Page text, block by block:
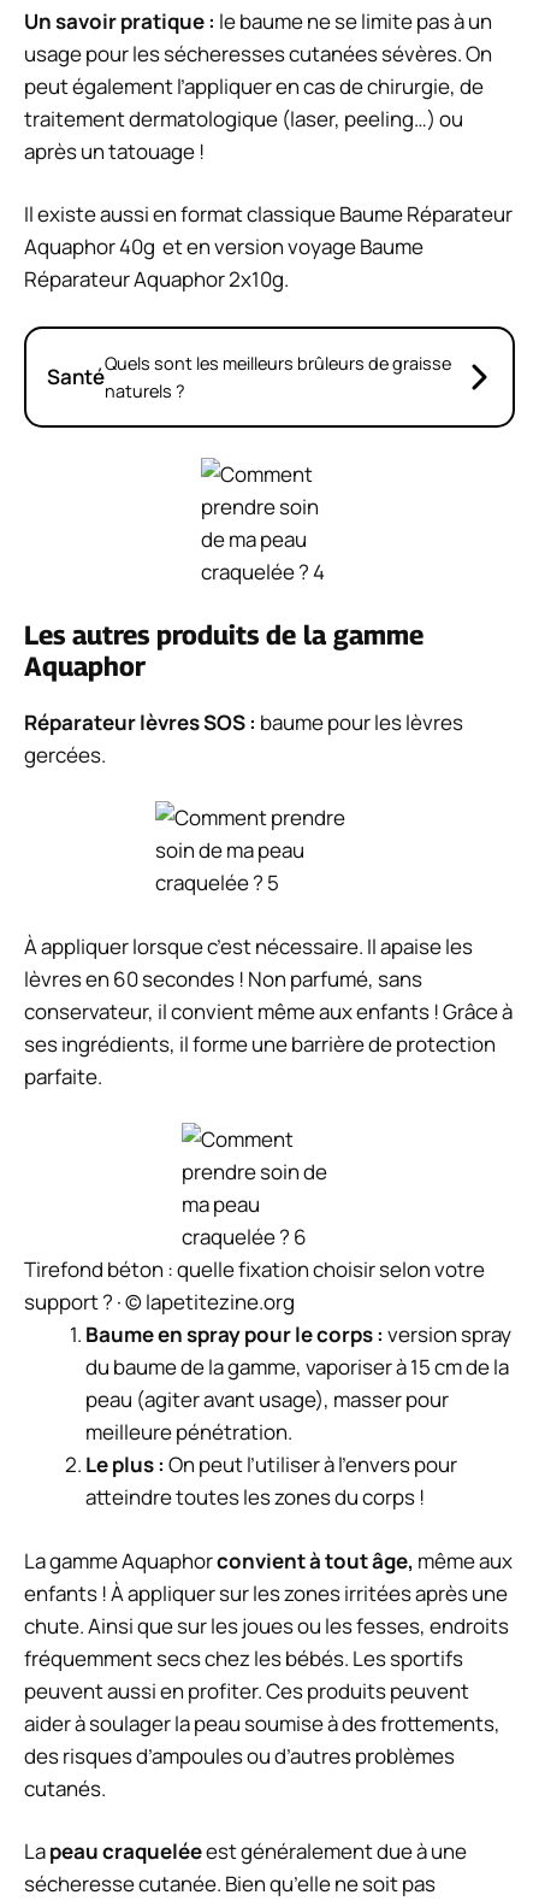
Un savoir pratique : le baume ne se limite pas à un
usage pour les sécheresses cutanées sévères. On
peut également l’appliquer en cas de chirurgie, de
traitement dermatologique (laser, peeling…) ou
après un tatouage !
Il existe aussi en format classiqueBaume Réparateur
Aquaphor 40g et en version voyageBaume
Réparateur Aquaphor 2x10g.
SantéQuels sont les meilleurs brûleurs de graisse
naturels ?
Les autres produits de la gamme
Aquaphor
Réparateur lèvres SOS: baume pour les lèvres
gercées.
À appliquer lorsque c’est nécessaire. Il apaise les
lèvres en 60 secondes ! Non parfumé, sans
conservateur, il convient même aux enfants ! Grâce à
ses ingrédients, il forme une barrière de protection
parfaite.
Tirefond béton : quelle fixation choisir selon votre
support ? · © lapetitezine.org
Baume en spray pour le corps: version spray
du baume de la gamme, vaporiser à 15 cm de la
peau (agiter avant usage), masser pour
meilleure pénétration.
Le plus : On peut l’utiliser à l’envers pour
atteindre toutes les zones du corps !
La gamme Aquaphorconvient à tout âge, même aux
enfants !À appliquer sur les zones irritées après une
chute. Ainsi que sur les joues ou les fesses, endroits
fréquemment secs chez les bébés. Les sportifs
peuvent aussi en profiter. Ces produits peuvent
aider à soulager la peau soumise à des frottements,
des risques d’ampoules ou d’autres problèmes
cutanés.
Lapeau craqueléeest généralement due à une
sécheresse cutanée. Bien qu’elle ne soit pas